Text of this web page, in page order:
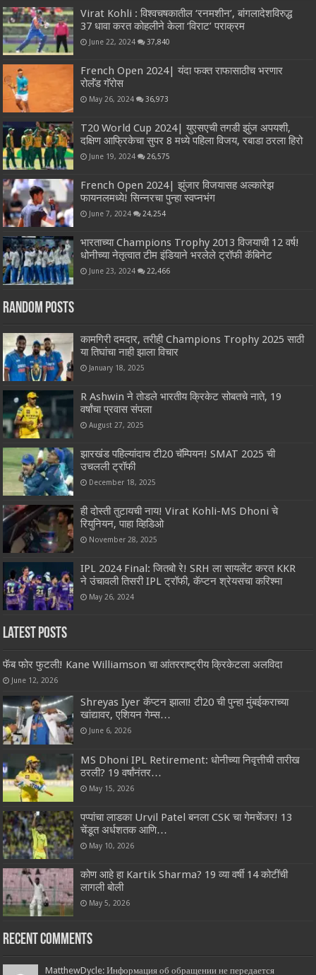
Virat Kohli : विश्वचषकातील ‘रनमशीन’, बांगलादेशविरुद्ध
37 धावा करत कोहलीने केला ‘विराट’ पराक्रम
June 22, 2024 37,840
French Open 2024| यंदा फक्त राफासाठीच भरणार
रोलॅंड गॅरोस
May 26, 2024 36,973
T20 World Cup 2024| युएसएची तगडी झुंज अपयशी,
दक्षिण आफ्रिकेचा सुपर 8 मध्ये पहिला विजय, रबाडा ठरला हिरो
June 19, 2024 26,575
French Open 2024| झुंजार विजयासह अल्कारेझ
फायनलमध्ये! सिन्नरचा पुन्हा स्वप्नभंग
June 7, 2024 24,254
भारताच्या Champions Trophy 2013 विजयाची 12 वर्ष!
धोनीच्या नेतृत्वात टीम इंडियाने भरलेले ट्रॉफी कॅबिनेट
June 23, 2024 22,466
Random Posts
कामगिरी दमदार, तरीही Champions Trophy 2025 साठी
या तिघांचा नाही झाला विचार
January 18, 2025
R Ashwin ने तोडले भारतीय क्रिकेट सोबतचे नाते, 19
वर्षांचा प्रवास संपला
August 27, 2025
झारखंड पहिल्यांदाच टी20 चॅम्पियन! SMAT 2025 ची
उचलली ट्रॉफी
December 18, 2025
ही दोस्ती तुटायची नाय! Virat Kohli-MS Dhoni चे
रियुनियन, पाहा व्हिडिओ
November 28, 2025
IPL 2024 Final: जितबो रे! SRH ला सायलेंट करत KKR
ने उंचावली तिसरी IPL ट्रॉफी, कॅप्टन श्रेयसचा करिश्मा
May 26, 2024
Latest Posts
फॅब फोर फुटली! Kane Williamson चा आंतरराष्ट्रीय क्रिकेटला अलविदा
June 12, 2026
Shreyas Iyer कॅप्टन झाला! टी20 ची पुन्हा मुंबईकराच्या
खांद्यावर, एशियन गेम्स…
June 6, 2026
MS Dhoni IPL Retirement: धोनीच्या निवृत्तीची तारीख
ठरली? 19 वर्षांनंतर…
May 15, 2026
पप्पांचा लाडका Urvil Patel बनला CSK चा गेमचेंजर! 13
चेंडूत अर्धशतक आणि…
May 10, 2026
कोण आहे हा Kartik Sharma? 19 व्या वर्षी 14 कोटींची
लागली बोली
May 5, 2026
Recent Comments
MatthewDycle: Информация об обращении не передается